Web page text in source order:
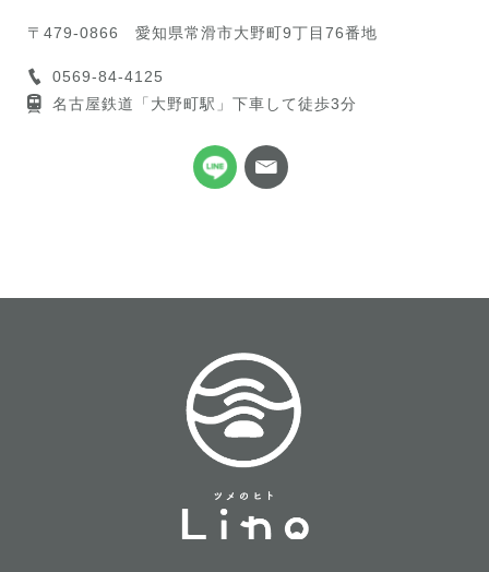
〒479-0866 愛知県常滑市大野町9丁目76番地
0569-84-4125
名古屋鉄道「大野町駅」下車して徒歩3分